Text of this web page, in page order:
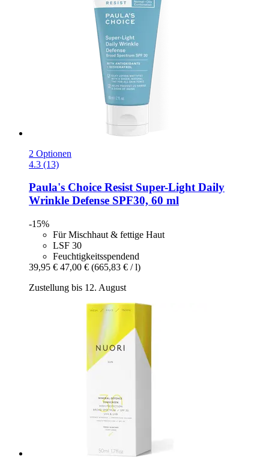
2 Optionen
4.3 (13)
Paula's Choice Resist Super-​Light Daily
Wrinkle Defense SPF30, 60 ml
-15%
Für Mischhaut & fettige Haut
LSF 30
Feuchtigkeitsspendend
39,95 € 47,00 € (665,83 € / l)
Zustellung bis 12. August